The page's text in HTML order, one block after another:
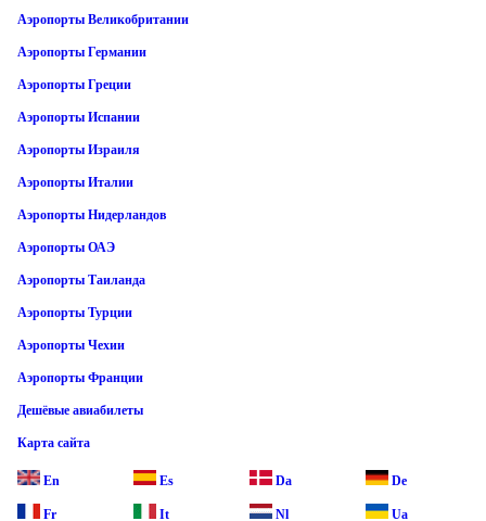
Аэропорты Великобритании
Аэропорты Германии
Аэропорты Греции
Аэропорты Испании
Аэропорты Израиля
Аэропорты Италии
Аэропорты Нидерландов
Аэропорты ОАЭ
Аэропорты Таиланда
Аэропорты Турции
Аэропорты Чехии
Аэропорты Франции
Дешёвые авиабилеты
Карта сайта
En Es Da De
Fr It Nl Ua